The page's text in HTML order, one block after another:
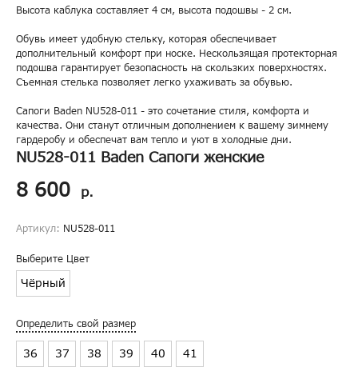
Высота каблука составляет 4 см, высота подошвы - 2 см.
Обувь имеет удобную стельку, которая обеспечивает
дополнительный комфорт при носке. Нескользящая протекторная
подошва гарантирует безопасность на скользких поверхностях.
Съемная стелька позволяет легко ухаживать за обувью.
Сапоги Baden NU528-011 - это сочетание стиля, комфорта и
качества. Они станут отличным дополнением к вашему зимнему
гардеробу и обеспечат вам тепло и уют в холодные дни.
NU528-011 Baden Сапоги женские
8 600 р.
Артикул: NU528-011
Выберите Цвет
Чёрный
Определить свой размер
36 37 38 39 40 41